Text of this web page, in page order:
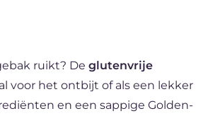
ruikt? De glutenvrije
voor het ontbijt of als een lekker
en een sappige Golden-